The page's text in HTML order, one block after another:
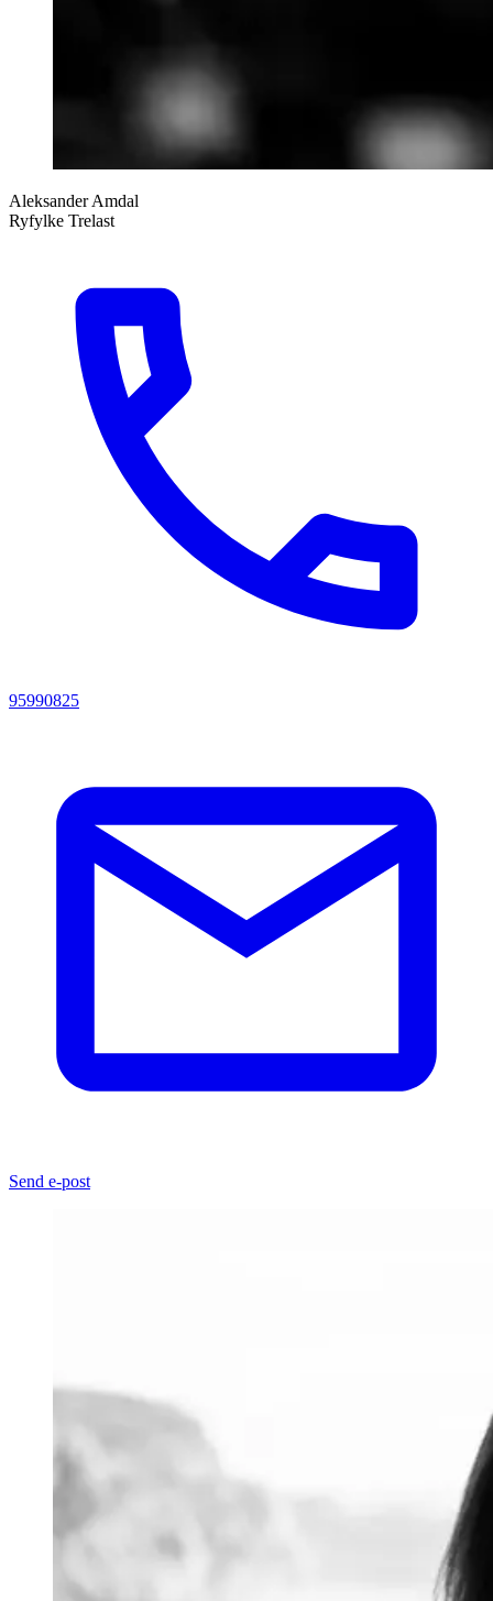
Aleksander Amdal
Ryfylke Trelast
95990825
Send e-post